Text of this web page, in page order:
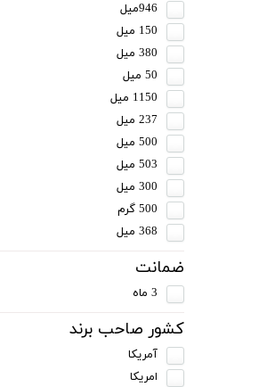
946میل
150 میل
380 میل
50 میل
1150 میل
237 میل
500 میل
503 میل
300 میل
500 گرم
368 میل
ضمانت
3 ماه
کشور صاحب برند
آمریکا
امریکا